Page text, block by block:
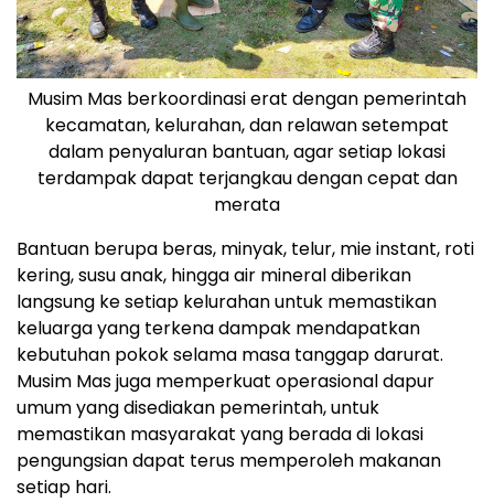
Musim Mas berkoordinasi erat dengan pemerintah
kecamatan, kelurahan, dan relawan setempat
dalam penyaluran bantuan, agar setiap lokasi
terdampak dapat terjangkau dengan cepat dan
merata
Bantuan berupa beras, minyak, telur, mie instant, roti
kering, susu anak, hingga air mineral diberikan
langsung ke setiap kelurahan untuk memastikan
keluarga yang terkena dampak mendapatkan
kebutuhan pokok selama masa tanggap darurat.
Musim Mas juga memperkuat operasional dapur
umum yang disediakan pemerintah, untuk
memastikan masyarakat yang berada di lokasi
pengungsian dapat terus memperoleh makanan
setiap hari.